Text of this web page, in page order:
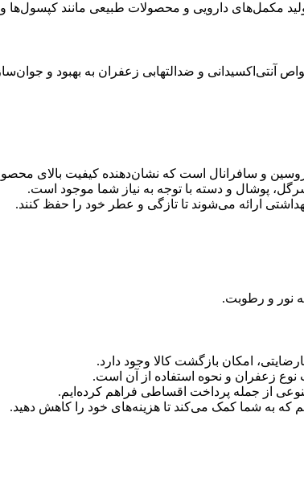
مکمل‌های دارویی و محصولات طبیعی مانند
آنتی‌اکسیدانی و ضدالتهابی زعفران به بهبود و
و سافرانال است که نشان‌دهنده کیفیت بالای
پوشال و دسته با توجه به نیاز شما موجود است.
ارائه می‌شوند تا تازگی و عطر خود را حفظ کنند.
نور و رطوبت.
امکان بازگشت کالا وجود دارد.
نوع زعفران و نحوه استفاده از آن است.
از جمله پرداخت اقساطی فراهم کرده‌ایم.
که به شما کمک می‌کند تا هزینه‌های خود را کاهش دهید.